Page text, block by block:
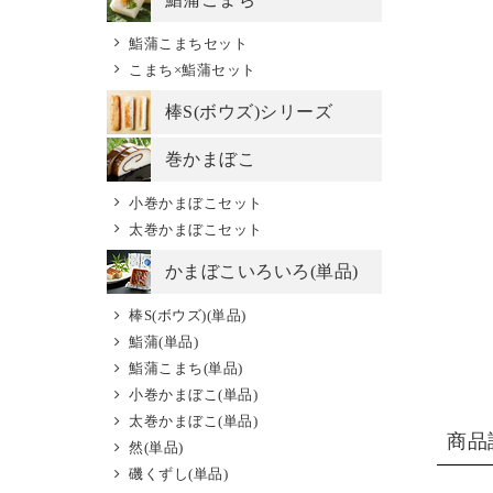
鮨蒲こまちセット
こまち×鮨蒲セット
棒S(ボウズ)シリーズ
巻かまぼこ
小巻かまぼこセット
太巻かまぼこセット
かまぼこいろいろ(単品)
棒S(ボウズ)(単品)
鮨蒲(単品)
鮨蒲こまち(単品)
小巻かまぼこ(単品)
太巻かまぼこ(単品)
然(単品)
磯くずし(単品)
商品